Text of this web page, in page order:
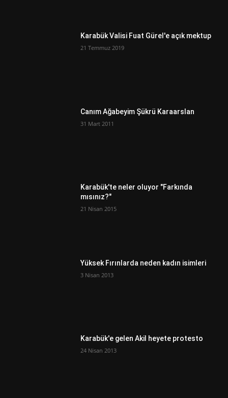
Karabük Valisi Fuat Gürel'e açık mektup
21 Temmuz 2019
Canım Ağabeyim Şükrü Karaarslan
31 Mart 2011
Karabük'te neler oluyor "Farkında
mısınız?"
21 Nisan 2015
Yüksek Fırınlarda neden kadın isimleri
3 Nisan 2013
Karabük'e gelen Akil heyete protesto
24 Nisan 2013